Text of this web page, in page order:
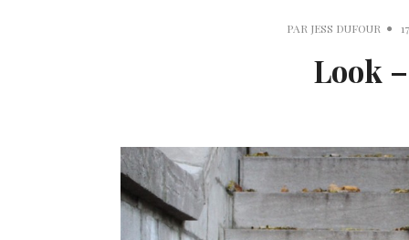
PAR JESS DUFOUR
Look